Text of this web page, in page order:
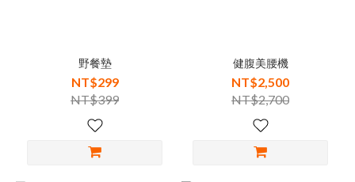
野餐墊
NT$299
NT$399
健腹美腰機
NT$2,500
NT$2,700